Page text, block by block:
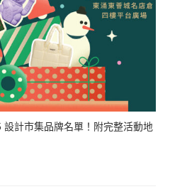
計市集品牌名單！附完整活動地